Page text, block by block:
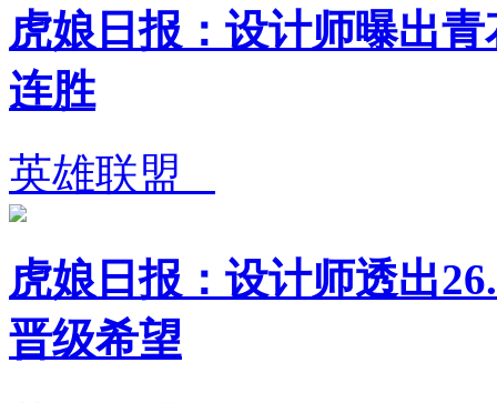
虎娘日报：设计师曝出
连胜
英雄联盟
虎娘日报：设计师透出
晋级希望